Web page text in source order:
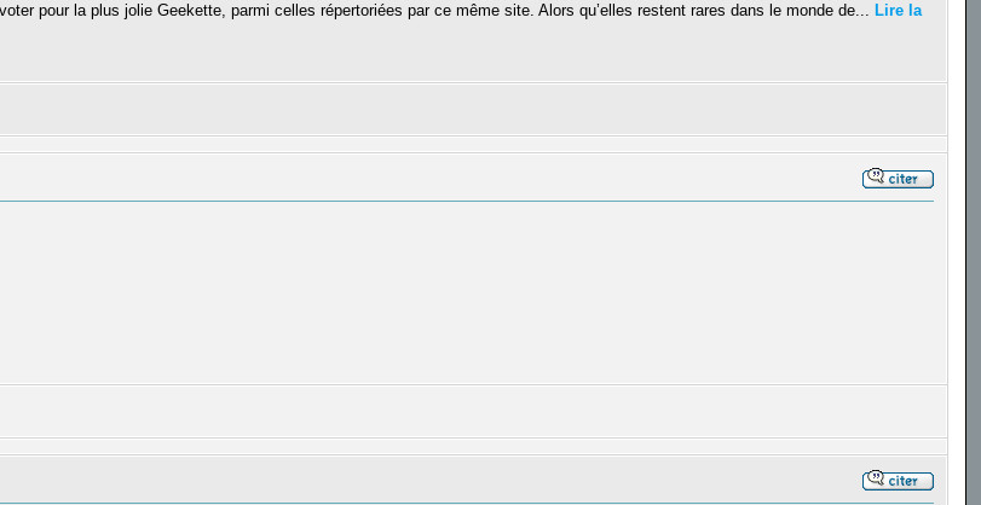
pour la plus jolie Geekette, parmi celles répertoriées par ce même site. Alors qu’elles restent rares dans le monde de... Lire la